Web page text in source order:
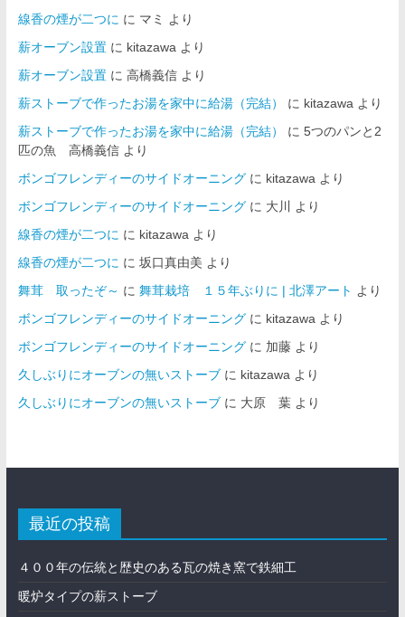
線香の煙が二つに に マミ より
薪オーブン設置に kitazawaより
薪オーブン設置に 高橋義信より
薪ストーブで作ったお湯を家中に給湯（完結）
に kitazawaより
薪ストーブで作ったお湯を家中に給湯（完結）
に 5つのパンと2
匹の魚 高橋義信より
ボンゴフレンディーのサイドオーニングに kitazawaより
ボンゴフレンディーのサイドオーニングに 大川
より
線香の煙が二つに に kitazawaより
線香の煙が二つに に 坂口真由美 より
舞茸 取ったぞ～ に 舞茸栽培 １５年ぶりに | 北澤アート より
ボンゴフレンディーのサイドオーニングに kitazawaより
ボンゴフレンディーのサイドオーニングに 加藤より
久しぶりにオーブンの無いストーブに kitazawaより
久しぶりにオーブンの無いストーブに 大原 葉より
最近の投稿
４００年の伝統と歴史のある瓦の焼き窯で鉄細工
暖炉タイプの薪ストーブ